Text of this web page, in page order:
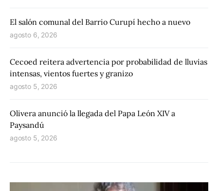
El salón comunal del Barrio Curupí hecho a nuevo
agosto 6, 2026
Cecoed reitera advertencia por probabilidad de lluvias
intensas, vientos fuertes y granizo
agosto 5, 2026
Olivera anunció la llegada del Papa León XIV a
Paysandú
agosto 5, 2026